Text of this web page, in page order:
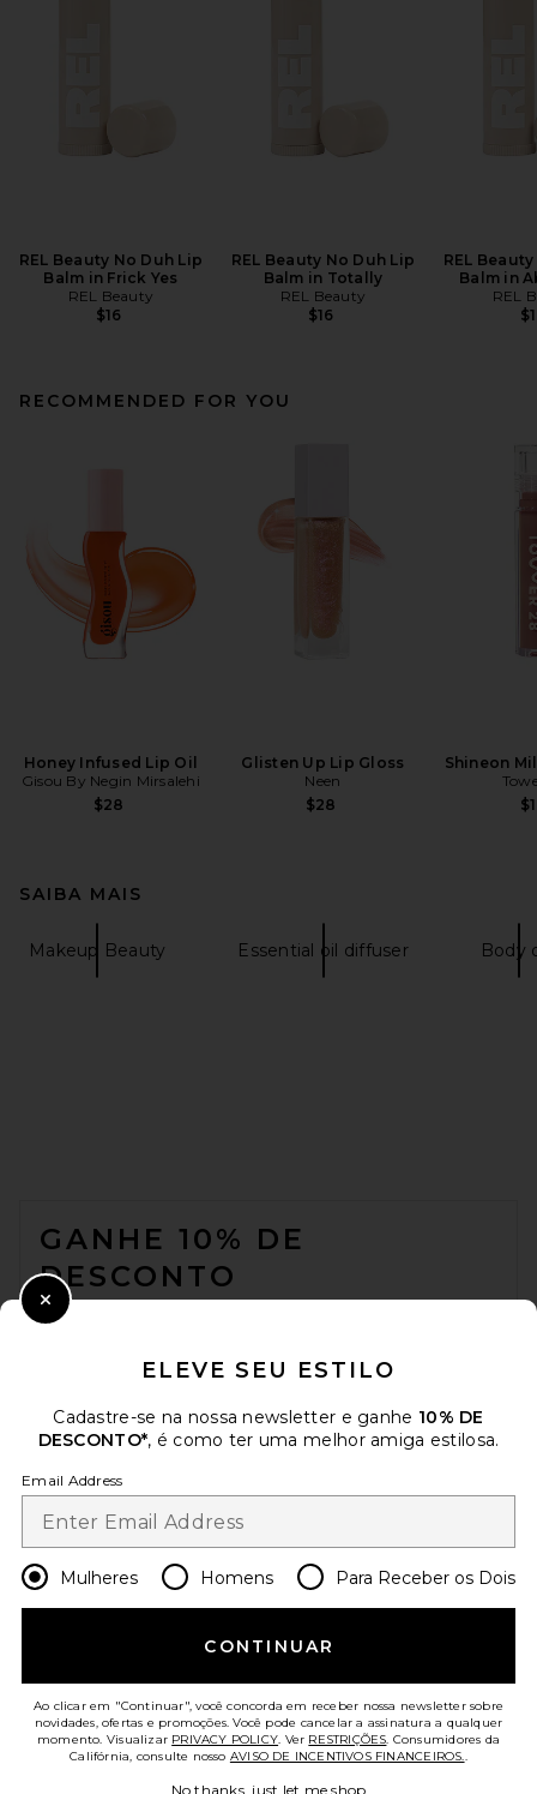
REL Beauty No Duh Lip
Balm in Frick Yes
REL Beauty
$16
REL Beauty No Duh Lip
Balm in Totally
REL Beauty
$16
REL
Balm in
REL
RECOMMENDED FOR YOU
Honey Infused Lip Oil
Gisou By Negin Mirsalehi
$28
Glisten Up Lip Gloss
Neen
$28
Shineon
SAIBA MAIS
Makeup Beauty Essential oil diffuser Body
GANHE 10% DE
DESCONTO
Quando você se inscreve em nossa newsletter enviando seu e-mail.
Sign Up
Change Country Regions
AJUDE-NOS A MELHORAR!
ATENDIMENTO AO CLIENTE
ELEVE SEU ESTILO
Cadastre-se na nossa newsletter e ganhe 10% DE
DESCONTO*, é como ter uma melhor amiga estilosa.
Email Address
Mulheres Homens Para Receber os Dois
CONTINUAR
Ao clicar em "Continuar", você concorda em receber nossa newsletter sobre
novidades, ofertas e promoções. Você pode cancelar a assinatura a qualquer
momento. Visualizar PRIVACY POLICY. Ver RESTRIÇÕES. Consumidores da
Califórnia, consulte nosso AVISO DE INCENTIVOS FINANCEIROS..
No thanks, just let me shop
Close Modal